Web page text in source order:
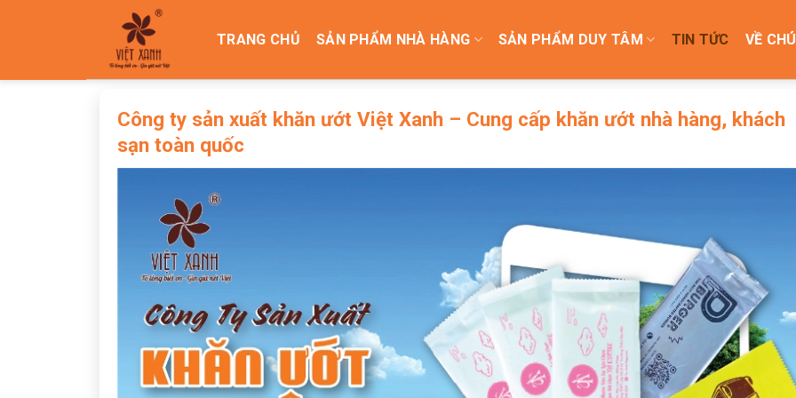
TRANG CHỦ SẢN PHẨM NHÀ HÀNG SẢN PHẨM DUY TÂM TIN TỨC VỀ
Công ty sản xuất khăn ướt Việt Xanh – Cung cấp khăn ướt nhà hàng, khách
sạn toàn quốc